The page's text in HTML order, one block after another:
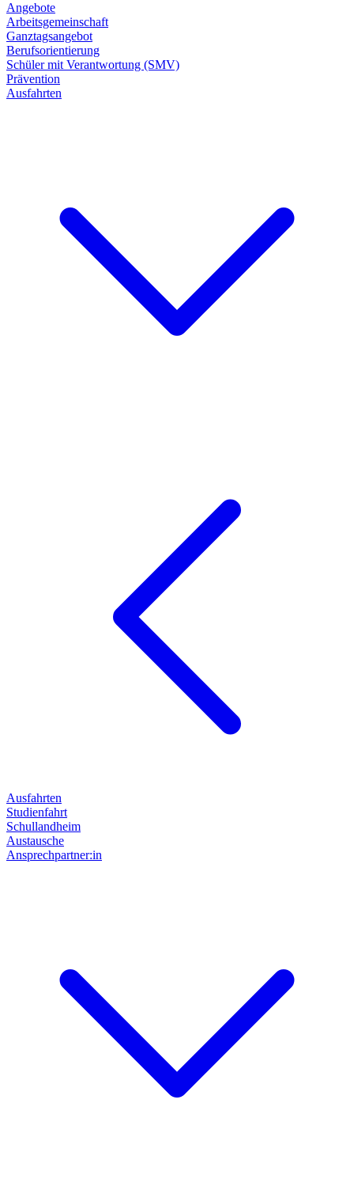
Angebote
Arbeitsgemeinschaft
Ganztagsangebot
Berufsorientierung
Schüler mit Verantwortung (SMV)
Prävention
Ausfahrten
Ausfahrten
Studienfahrt
Schullandheim
Austausche
Ansprechpartner:in